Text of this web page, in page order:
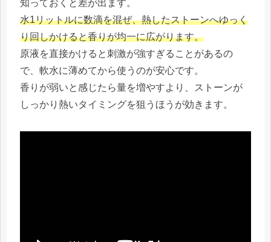
知っておくと差が出ます。
水1リットルに数滴を混ぜ、熱したストーンへゆっく
り回しかけると香りが均一に広がります。
原液を直接かけると刺激が強すぎることがあるの
で、軟水に薄めてから使うのが安心です。
香りが弱いと感じたら量を増やすより、ストーンが
しっかり熱いタイミングを狙うほうが効きます。